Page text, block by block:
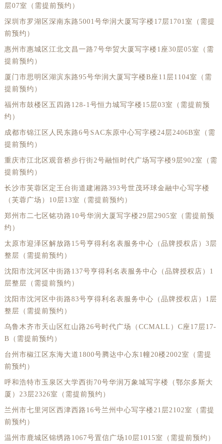
层07室（需提前预约）
深圳市罗湖区深南东路5001号华润大厦写字楼17层1701室（需提
前预约）
惠州市惠城区江北文昌一路7号华贸大厦写字楼1座30层05室（需
提前预约）
厦门市思明区湖滨东路95号华润大厦写字楼B座11层1104室（需
提前预约）
福州市鼓楼区五四路128-1号恒力城写字楼15层03室（需提前预
约）
成都市锦江区人民东路6号SAC东原中心写字楼24层2406B室（需
提前预约）
重庆市江北区观音桥步行街2号融恒时代广场写字楼9层902室（需
提前预约）
长沙市芙蓉区定王台街道建湘路393号世茂环球金融中心写字楼
（芙蓉广场）10层13室（需提前预约）
郑州市二七区铭功路10号华润大厦写字楼29层2905室（需提前预
约）
太原市迎泽区解放路15号亨得利名表服务中心（品牌授权店）3层
整层（需提前预约）
沈阳市沈河区中街路137号亨得利名表服务中心（品牌授权店）1
层整层（需提前预约）
沈阳市沈河区中街路83号亨得利名表服务中心（品牌授权店）1层
整层（需提前预约）
乌鲁木齐市天山区红山路26号时代广场（CCMALL）C座17层17-
B（需提前预约）
台州市椒江区东海大道1800号腾达中心东1幢20楼2002室（需提
前预约）
呼和浩特市玉泉区大学西街70号华润万象城写字楼（鄂尔多斯大
厦）23层2326室（需提前预约）
兰州市七里河区西津西路16号兰州中心写字楼21层2102室（需提
前预约）
温州市鹿城区锦绣路1067号置信广场10层1015室（需提前预约）